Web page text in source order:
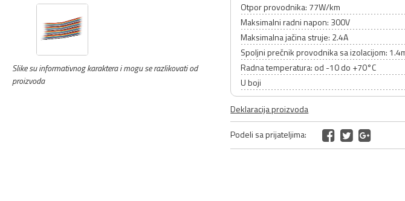
Slike su informativnog karaktera i mogu se razlikovati od
proizvoda
Otpor provodnika: 77W/km
Maksimalni radni napon: 300V
Maksimalna jačina struje: 2.4A
Spoljni prečnik provodnika sa izolacijom:
Radna temperatura: od -10 do +70°C
U boji
Deklaracija proizvoda
Podeli sa prijateljima: